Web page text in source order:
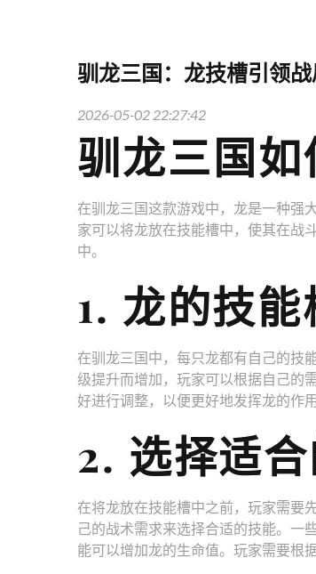
驯龙三国：龙技槽引领战
2026-05-02 22:27:42
驯龙三国
在驯龙三国这款游戏中，龙是一种强
家可以将龙放在技能槽中，使其在战
中。
1. 龙的技
在驯龙三国中，每只龙都有自己的技
级提升而增加，玩家可以根据自己的
好进行调整，以便更好地发挥龙的作用
2. 选择适
在将龙放在技能槽中之前，玩家需要
己的战术需求来选择合适的技能。一
能可以增加龙的生命值。玩家需要根